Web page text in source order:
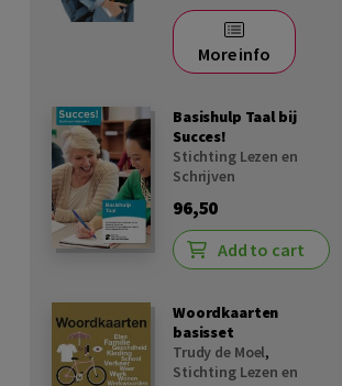
More info
Basishulp Taal bij
Succes!
Stichting Lezen en
Schrijven
96,50
Add to cart
Woordkaarten
basisset
Trudy de Moel,
Stichting Lezen en